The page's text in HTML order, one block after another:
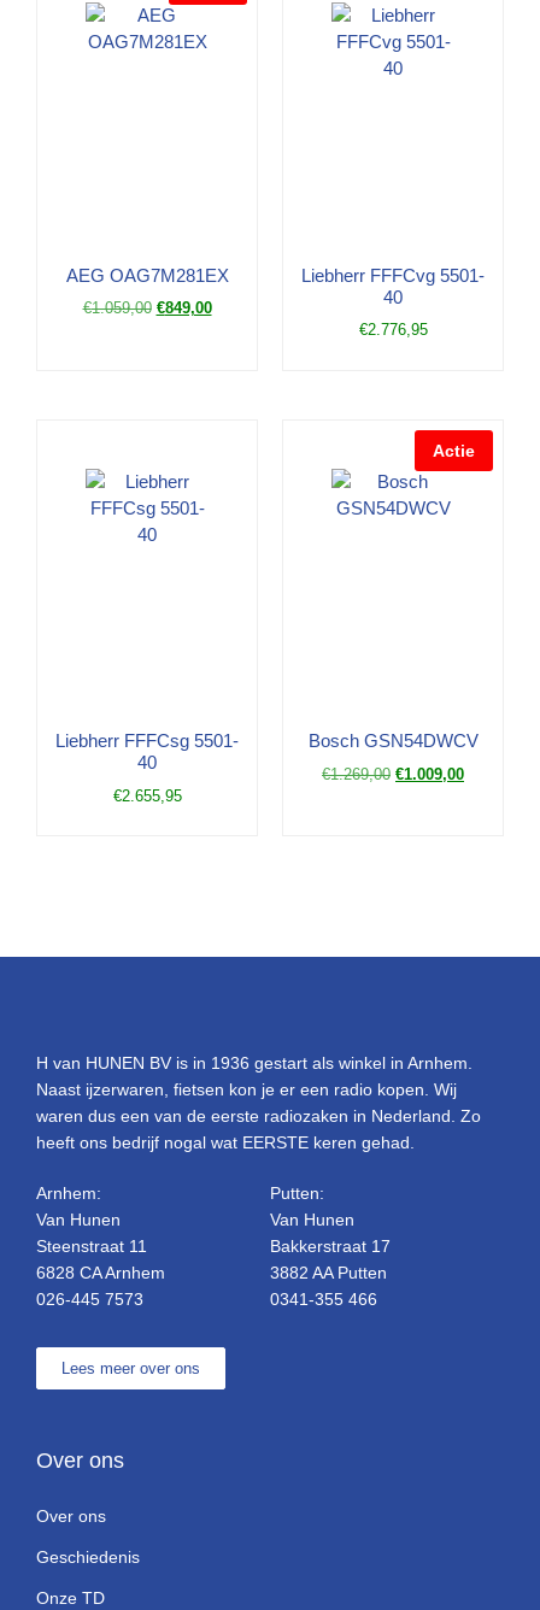
AEG OAG7M281EX
€1.059,00 €849,00
Liebherr FFFCvg 5501-
40
€2.776,95
Liebherr FFFCsg 5501-
40
€2.655,95
Actie
Bosch GSN54DWCV
€1.269,00 €1.009,00
H van HUNEN BV is in 1936 gestart als winkel in Arnhem.
Naast ijzerwaren, fietsen kon je er een radio kopen. Wij
waren dus een van de eerste radiozaken in Nederland. Zo
heeft ons bedrijf nogal wat EERSTE keren gehad.
Arnhem:
Van Hunen
Steenstraat 11
6828 CA Arnhem
026-445 7573
Putten:
Van Hunen
Bakkerstraat 17
3882 AA Putten
0341-355 466
Lees meer over ons
Over ons
Over ons
Geschiedenis
Onze TD